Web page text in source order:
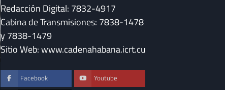
DESTACADAS
Redacción Digital: 7832-4917
Cabina de Transmisiones: 7838-1478
y 7838-1479
Sitio Web: www.cadenahabana.icrt.cu
Facebook Youtube